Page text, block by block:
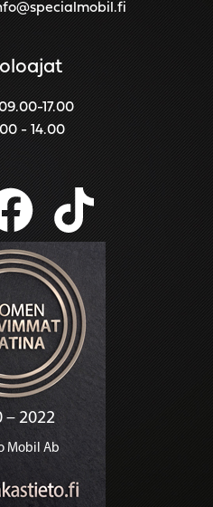
17.00
- 14.00